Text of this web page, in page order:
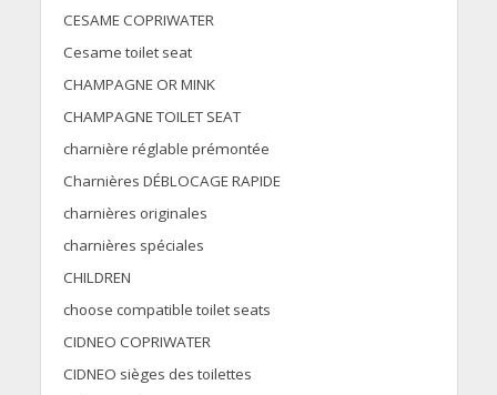
CESAME COPRIWATER
Cesame toilet seat
CHAMPAGNE OR MINK
CHAMPAGNE TOILET SEAT
charnière réglable prémontée
Charnières DÉBLOCAGE RAPIDE
charnières originales
charnières spéciales
CHILDREN
choose compatible toilet seats
CIDNEO COPRIWATER
CIDNEO sièges des toilettes